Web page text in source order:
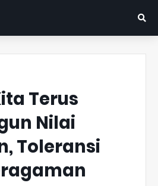
Terus
Nilai
Toleransi